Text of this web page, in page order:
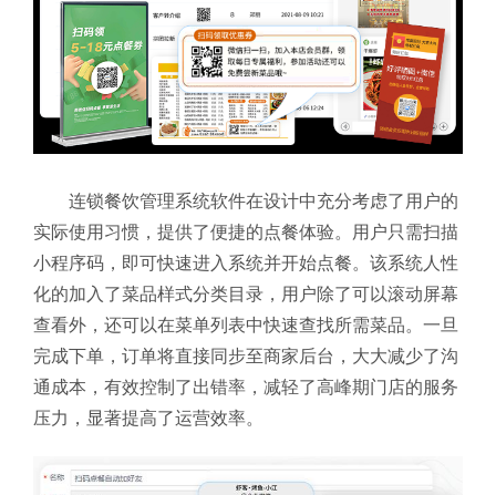
连锁餐饮管理系统软件在设计中充分考虑了用户的
实际使用习惯，提供了便捷的点餐体验。用户只需扫描
小程序码，即可快速进入系统并开始点餐。该系统人性
化的加入了菜品样式分类目录，用户除了可以滚动屏幕
查看外，还可以在菜单列表中快速查找所需菜品。一旦
完成下单，订单将直接同步至商家后台，大大减少了沟
通成本，有效控制了出错率，减轻了高峰期门店的服务
压力，显著提高了运营效率。